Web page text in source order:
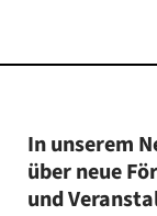
In unserem
über neue
und